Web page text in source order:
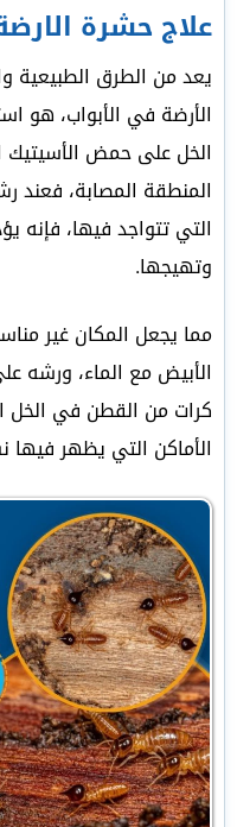
علاج حشرة
يعد من الطرق الطبيعية
الأرضة في الأبواب، هو
الخل على حمض
المنطقة المصابة،
التي تتواجد فيها، فإنه
وتهيجها.
مما يجعل المكان غير
الأبيض مع الماء، ورشه
كرات من القطن في الخل
الأماكن التي يظهر